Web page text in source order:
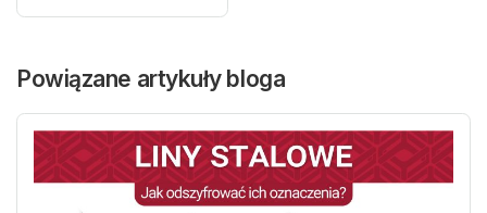
Powiązane artykuły bloga